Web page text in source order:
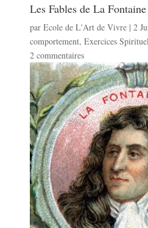
Les Fables de La Fontaine
parEcole de L'Art de Vivre |2
comportement,Exercices
2 commentaires